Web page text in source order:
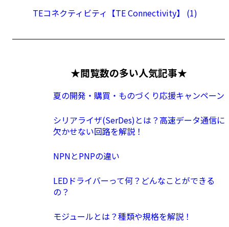
TEコネクティビティ【TE Connectivity】 (1)
★閲覧数の多い人気記事★
夏の開発・購買・ものづくり応援キャンペーン
シリアライザ(SerDes)とは？高速データ通信に
欠かせない回路を解説！
NPNとPNPの違い
LEDドライバーって何？どんなことができる
の？
モジュールとは？種類や規格を解説！